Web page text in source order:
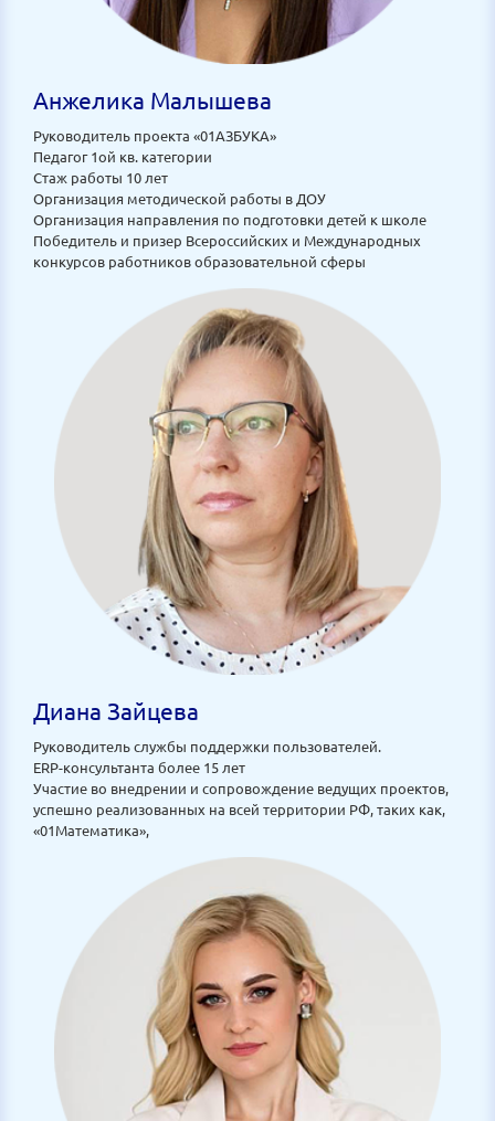
Анжелика Малышева
Руководитель проекта «01АЗБУКА»
Педагог 1ой кв. категории
Стаж работы 10 лет
Организация методической работы в ДОУ
Организация направления по подготовки детей к школе
Победитель и призер Всероссийских и Международных
конкурсов работников образовательной сферы
Диана Зайцева
Руководитель службы поддержки пользователей.
ERP-консультанта более 15 лет
Участие во внедрении и сопровождение ведущих проектов,
успешно реализованных на всей территории РФ, таких как,
«01Математика»,